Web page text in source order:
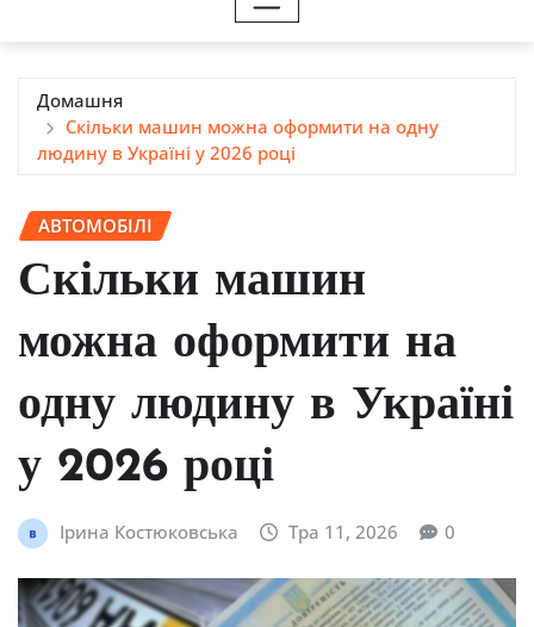
Домашня
Скільки машин можна оформити на одну
людину в Україні у 2026 році
АВТОМОБІЛІ
Скільки машин
можна оформити на
одну людину в Україні
у 2026 році
Ірина Костюковська Тра 11, 2026 0